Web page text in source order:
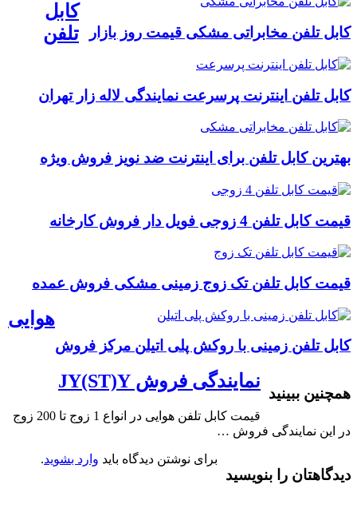
کابل تلفن مخابراتی مشکی قیمت روز بازار
کابل تلفن اینترنت پرسرعت نمایندگی لاله زار تهران
بهترین کابل تلفن برای اینترنت ضد نویز فروش ویژه
قیمت کابل تلفن 4 زوجی فویل دار فروش کارخانه
قیمت کابل تلفن تک زوج زمینی مشکی فروش عمده
کابل تلفن زمینی با روکش پلی اتیلن مرکز فروش
همچنین ببینید
کابل
تلفن
هوایی
نمایندگی فروش JY(ST)Y
قیمت کابل تلفن هوایی در انواع 1 زوج تا 200 زوج
در این نمایندگی فروش …
دیدگاهتان را بنویسید
برای نوشتن دیدگاه باید وارد بشوید.